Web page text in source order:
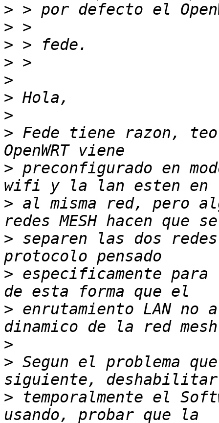
>
>
>
>
>
>
>
> Fede tiene razon,
> preconfigurado en
> al misma red, pero
> separen las dos
> especificamente
> enrutamiento LAN no
>
> Segun el problema
> temporalmente el